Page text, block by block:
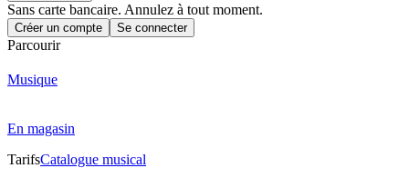
Sans carte bancaire. Annulez à tout moment.
Créer un compte Se connecter
Parcourir
Musique
En magasin
TarifsCatalogue musical